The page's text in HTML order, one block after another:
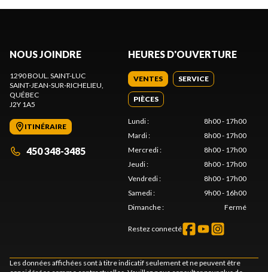
NOUS JOINDRE
1290 BOUL. SAINT-LUC
SAINT-JEAN-SUR-RICHELIEU
QUÉBEC
J2Y 1A5
ITINÉRAIRE
450 348-3485
HEURES D'OUVERTURE
VENTES SERVICE
PIÈCES
Lundi:
8h00 - 17h00
Mardi:
8h00 - 17h00
Mercredi:
8h00 - 17h00
Jeudi:
8h00 - 17h00
Vendredi:
8h00 - 17h00
Samedi:
9h00 - 16h00
Dimanche: Fermé
Restez connecté
Les données affichées sont à titre indicatif seulement et ne peuvent être